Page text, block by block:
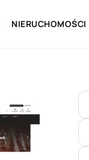
NIERUCHOMOŚCI